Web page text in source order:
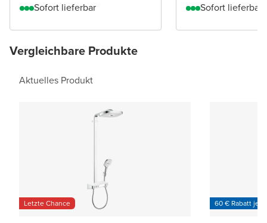
Sofort lieferbar Sofort lieferbar
Vergleichbare Produkte
Aktuelles Produkt
Letzte Chance 60 € Rabatt je